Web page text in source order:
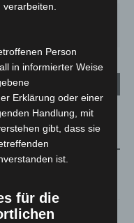
Mehring zeigt ihre
verarbeiten.
Person
in informierter Weise
Erklärung oder einer
Handlung, mit
gibt, dass sie
ist.
für die